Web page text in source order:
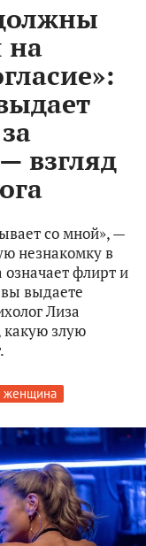
на
взгляд
со мной», —
незнакомку в
флирт и
выдаете
Лиза
какую злую
женщина